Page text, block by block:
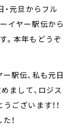
・元旦からフル
イヤー駅伝から
。本年もどうぞ
駅伝、私も元日
まして、ロジス
ございます！！
！